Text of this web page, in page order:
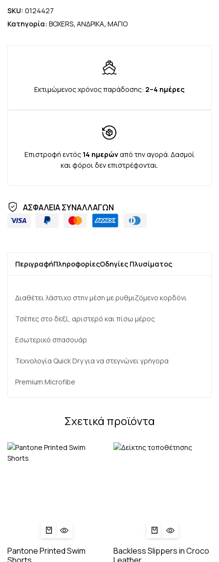
SKU: 0124427
Κατηγορία: BOXERS, ΑΝΔΡΙΚΑ, ΜΑΓΙΟ
Εκτιμώμενος χρόνος παράδοσης: 2–4 ημέρες
Επιστροφή εντός 14 ημερώναπό την αγορά. Δασμοί
και φόροι δεν επιστρέφονται.
ΑΣΦΑΛΕΙΑ ΣΥΝΑΛΛΑΓΩΝ
ΠεριγραφήΠληροφορίεςΟδηγίες Πλυσίματος
Διαθέτει λάστιχο στην μέση με ρυθμιζόμενο κορδόνι
Τσέπες στο δεξί, αριστερό και πίσω μέρος
Εσωτερικό σπασουάρ
Τεχνολογία Quick Dry για να στεγνώνει γρήγορα
Premium Microfibe
Σχετικά προϊόντα
Pantone Printed Swim
Backless Slippers in Croco